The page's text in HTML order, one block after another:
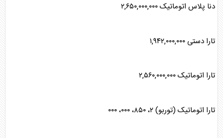
دنا پلاس اتوماتیک ۲,۶۵۰,۰۰۰,۰۰۰
تارا دستی ۱,۹۴۲,۰۰۰,۰۰۰
تارا اتوماتیک ۲,۵۶۰,۰۰۰,۰۰۰
تارا اتوماتیک (توربو) ۲، ۸۵۰، ۰۰۰، ۰۰۰